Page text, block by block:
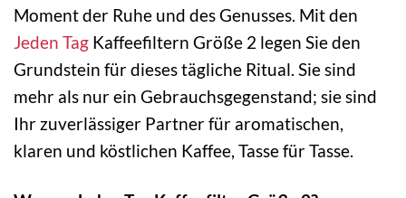
Moment der Ruhe und des Genusses. Mit den
Jeden Tag Kaffeefiltern Größe 2 legen Sie den
Grundstein für dieses tägliche Ritual. Sie sind
mehr als nur ein Gebrauchsgegenstand; sie sind
Ihr zuverlässiger Partner für aromatischen,
klaren und köstlichen Kaffee, Tasse für Tasse.